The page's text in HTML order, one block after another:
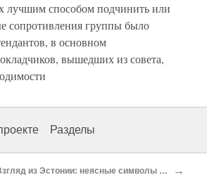
лучшим способом подчинить или
сопротивления группы было
в основном
вышедших из совета,
Разделы
Взгляд из Эстонии: неясные символы бронзового века →